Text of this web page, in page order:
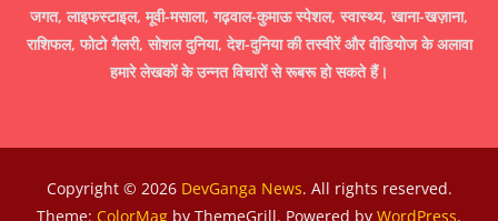
जगत, लाइफस्टाइल, मूवी-मसाला, गढ़वाल-कुमाऊ स्पेशल, स्वास्थ्य, खाना-खज़ाना,
राशिफल, फोटो गैलरी, सोशल दुनिया, देश-दुनिया की तस्वीरें और वीडियोज के अलावा
हमारे लेखकों के उन्नत विचारों से रूबरू हो सकते हैं।
Copyright © 2026 DevGanga News. All rights reserved.
Theme: ColorMag by ThemeGrill. Powered by WordPress.